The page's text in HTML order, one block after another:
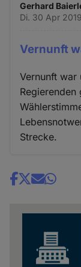
Gerhard
Di. 30 Apr
Vernunft
Vernunft war
Regierenden
Strecke.
Share